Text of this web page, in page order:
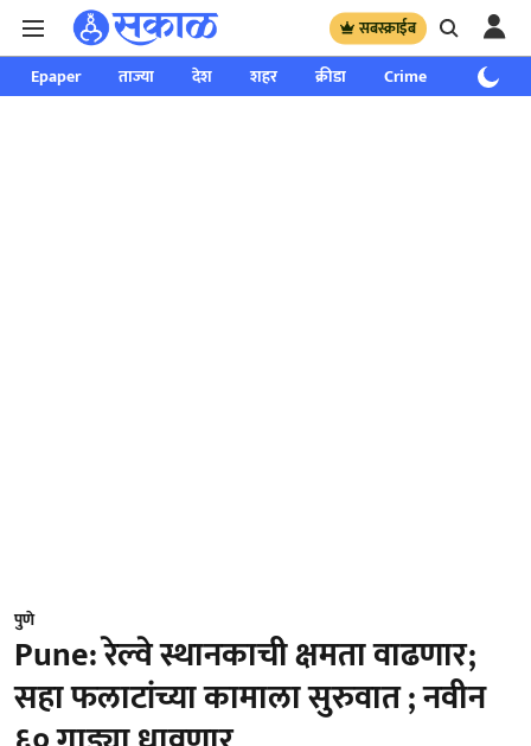
सबस्क्राईब
Epaper ताज्या देश शहर क्रीडा Crime साप्ताहिक
पुणे
Pune: रेल्वे स्थानकाची क्षमता वाढणार;
सहा फलाटांच्या कामाला सुरुवात ; नवीन